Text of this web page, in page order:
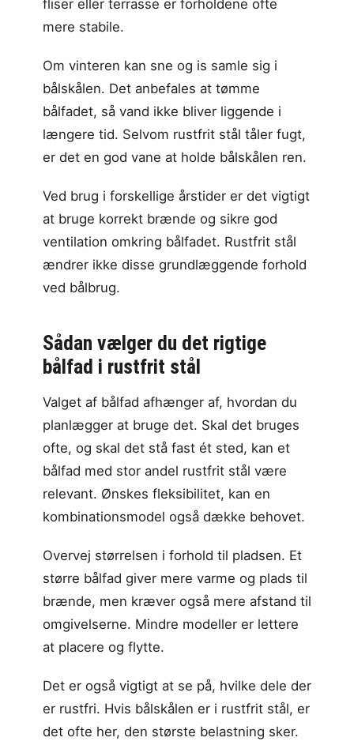
fliser eller terrasse er forholdene ofte
mere stabile.
Om vinteren kan sne og is samle sig i
bålskålen. Det anbefales at tømme
bålfadet, så vand ikke bliver liggende i
længere tid. Selvom rustfrit stål tåler fugt,
er det en god vane at holde bålskålen ren.
Ved brug i forskellige årstider er det vigtigt
at bruge korrekt brænde og sikre god
ventilation omkring bålfadet. Rustfrit stål
ændrer ikke disse grundlæggende forhold
ved bålbrug.
Sådan vælger du det rigtige
bålfad i rustfrit stål
Valget af bålfad afhænger af, hvordan du
planlægger at bruge det. Skal det bruges
ofte, og skal det stå fast ét sted, kan et
bålfad med stor andel rustfrit stål være
relevant. Ønskes fleksibilitet, kan en
kombinationsmodel også dække behovet.
Overvej størrelsen i forhold til pladsen. Et
større bålfad giver mere varme og plads til
brænde, men kræver også mere afstand til
omgivelserne. Mindre modeller er lettere
at placere og flytte.
Det er også vigtigt at se på, hvilke dele der
er rustfri. Hvis bålskålen er i rustfrit stål, er
det ofte her, den største belastning sker.